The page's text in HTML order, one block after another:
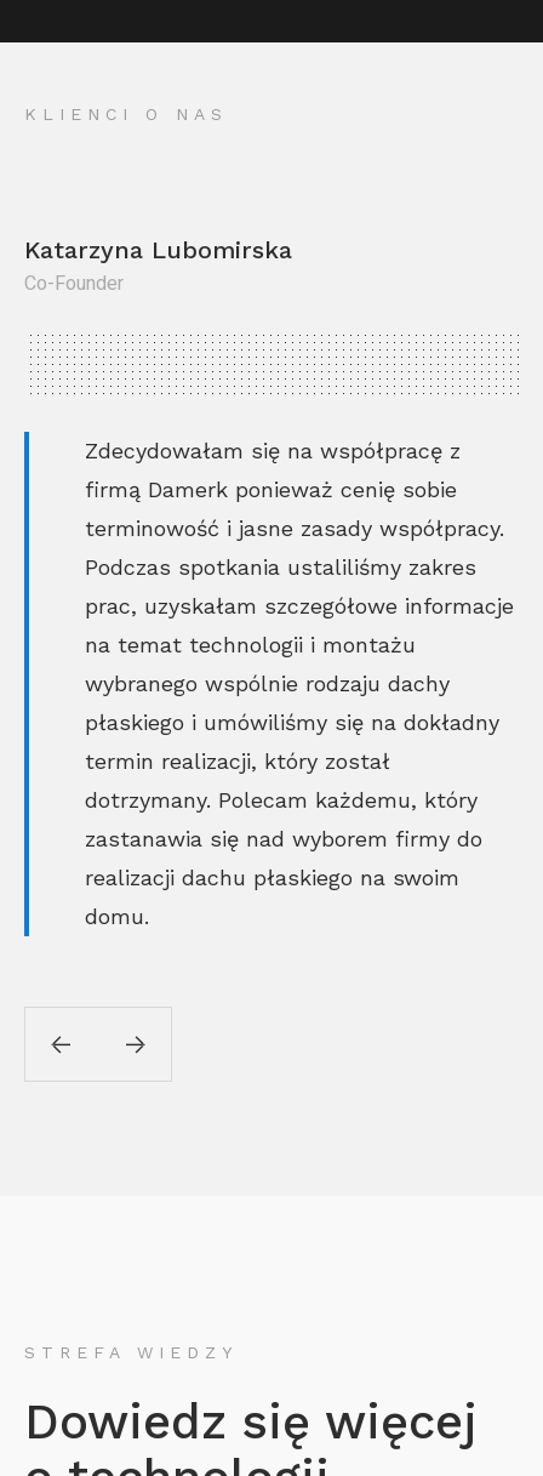
KLIENCI O NAS
Katarzyna Lubomirska
Co-Founder
Zdecydowałam się na współpracę z
firmą Damerk ponieważ cenię sobie
terminowość i jasne zasady współpracy.
Podczas spotkania ustaliliśmy zakres
prac, uzyskałam szczegółowe informacje
na temat technologii i montażu
wybranego wspólnie rodzaju dachy
płaskiego i umówiliśmy się na dokładny
termin realizacji, który został
dotrzymany. Polecam każdemu, który
zastanawia się nad wyborem firmy do
realizacji dachu płaskiego na swoim
domu.
STREFA WIEDZY
Dowiedz się więcej